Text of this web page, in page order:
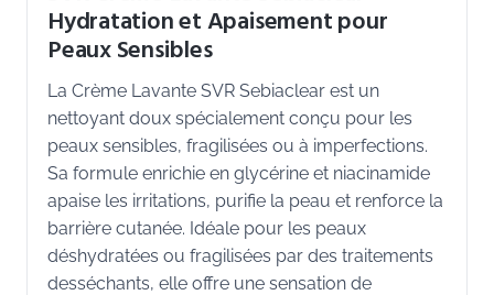
Hydratation et Apaisement pour
Peaux Sensibles
La Crème Lavante SVR Sebiaclear est un
nettoyant doux spécialement conçu pour les
peaux sensibles, fragilisées ou à imperfections.
Sa formule enrichie en glycérine et niacinamide
apaise les irritations, purifie la peau et renforce la
barrière cutanée. Idéale pour les peaux
déshydratées ou fragilisées par des traitements
desséchants, elle offre une sensation de